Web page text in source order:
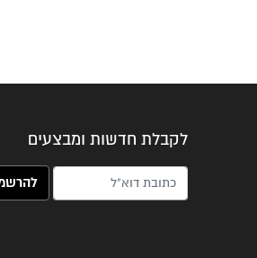
לקבלת חדשות ומבצעים
האימייל שלך (חובה)